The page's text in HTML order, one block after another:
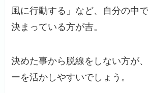
風に行動する」など、自分の中
決まっている方が吉。
決めた事から脱線をしない方が
ーを活かしやすいでしょう。